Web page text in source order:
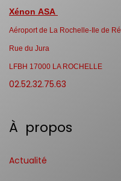
Xénon ASA
Aéroport de La Rochelle-Ile de Ré,
Rue du Jura
LFBH 17000 LA ROCHELLE
02.52.32.75.63
À propos
Actualité